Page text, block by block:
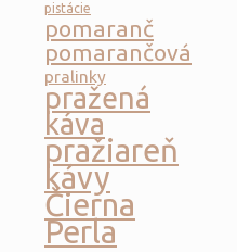
pistácie
pomaranč
pomarančová
pralinky
pražená
káva
pražiareň
kávy
Čierna
Perla